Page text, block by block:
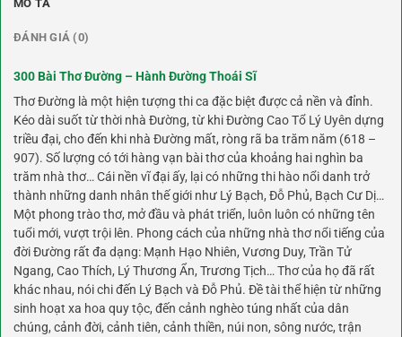
MÔ TẢ
ĐÁNH GIÁ (0)
300 Bài Thơ Đường – Hành Đường Thoái Sĩ
Thơ Đường là một hiện tượng thi ca đặc biệt được cả nền và đỉnh.
Kéo dài suốt từ thời nhà Đường, từ khi Đường Cao Tổ Lý Uyên dựng
triều đại, cho đến khi nhà Đường mất, ròng rã ba trăm năm (618 –
907). Số lượng có tới hàng vạn bài thơ của khoảng hai nghìn ba
trăm nhà thơ… Cái nền vĩ đại ấy, lại có những thi hào nổi danh trở
thành những danh nhân thế giới như Lý Bạch, Đỗ Phủ, Bạch Cư Dị…
Một phong trào thơ, mở đầu và phát triển, luôn luôn có những tên
tuổi mới, vượt trội lên. Phong cách của những nhà thơ nổi tiếng của
đời Đường rất đa dạng: Mạnh Hạo Nhiên, Vương Duy, Trần Tử
Ngang, Cao Thích, Lý Thương Ẩn, Trương Tịch… Thơ của họ đã rất
khác nhau, nói chi đến Lý Bạch và Đỗ Phủ. Đề tài thể hiện từ những
sinh hoạt xa hoa quy tộc, đến cảnh nghèo túng nhất của dân
chúng, cảnh đời, cảnh tiên, cảnh thiền, núi non, sông nước, trận